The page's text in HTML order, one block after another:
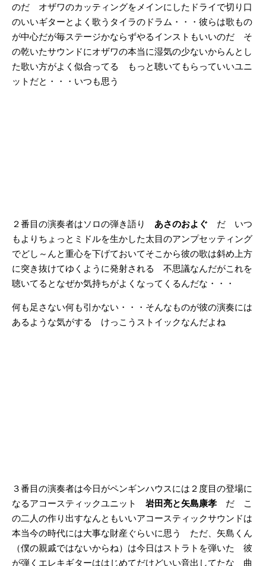
のだ オザワのカッティングをメインにしたドライで切り口
のいいギターとよく歌うタイラのドラム・・・彼らは歌もの
が中心だが毎ステージかならずやるインストもいいのだ そ
の乾いたサウンドにオザワの本当に湿気の少ないからんとし
た歌い方がよく似合ってる もっと聴いてもらっていいユニ
ットだと・・・いつも思う
２番目の演奏者はソロの弾き語り あさのおよぐ だ いつ
もよりちょっとミドルを生かした太目のアンプセッティング
でどし～んと重心を下げておいてそこから彼の歌は斜め上方
に突き抜けてゆくように発射される 不思議なんだがこれを
聴いてるとなぜか気持ちがよくなってくるんだな・・・
何も足さない何も引かない・・・そんなものが彼の演奏には
あるような気がする けっこうストイックなんだよね
３番目の演奏者は今日がペンギンハウスには２度目の登場に
なるアコースティックユニット 岩田亮と矢島康孝 だ こ
の二人の作り出すなんともいいアコースティックサウンドは
本当今の時代には大事な財産ぐらいに思う ただ、矢島くん
（僕の親戚ではないからね）は今日はストラトを弾いた 彼
が弾くエレキギターははじめてだけどいい音出してたな 曲